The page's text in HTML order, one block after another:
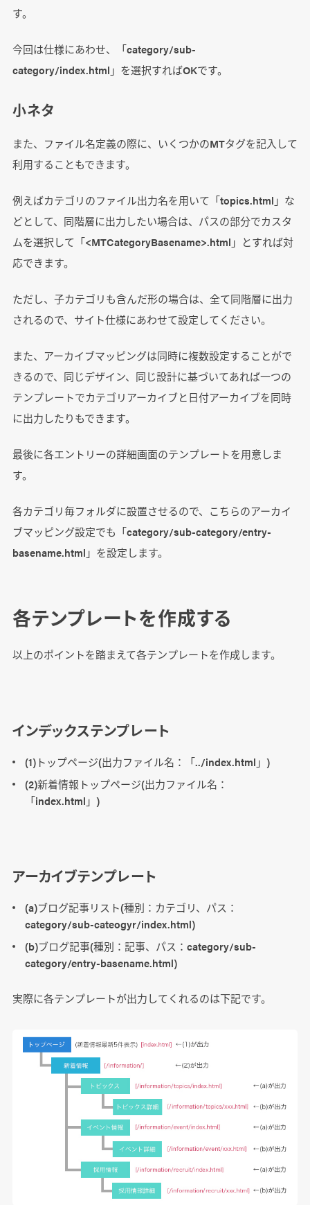
す。
今回は仕様にあわせ、「category/sub-
category/index.html」を選択すればOKです。
小ネタ
また、ファイル名定義の際に、いくつかのMTタグを記入して
利用することもできます。
例えばカテゴリのファイル出力名を用いて「topics.html」な
どとして、同階層に出力したい場合は、パスの部分でカスタ
ムを選択して「<MTCategoryBasename>.html」とすれば対
応できます。
ただし、子カテゴリも含んだ形の場合は、全て同階層に出力
されるので、サイト仕様にあわせて設定してください。
また、アーカイブマッピングは同時に複数設定することがで
きるので、同じデザイン、同じ設計に基づいてあれば一つの
テンプレートでカテゴリアーカイブと日付アーカイブを同時
に出力したりもできます。
最後に各エントリーの詳細画面のテンプレートを用意しま
す。
各カテゴリ毎フォルダに設置させるので、こちらのアーカイ
ブマッピング設定でも「category/sub-category/entry-
basename.html」を設定します。
各テンプレートを作成する
以上のポイントを踏まえて各テンプレートを作成します。
インデックステンプレート
(1)トップページ(出力ファイル名：「../index.html」)
(2)新着情報トップページ(出力ファイル名：
「index.html」)
アーカイブテンプレート
(a)ブログ記事リスト(種別：カテゴリ、パス：
category/sub-cateogyr/index.html)
(b)ブログ記事(種別：記事、パス：category/sub-
category/entry-basename.html)
実際に各テンプレートが出力してくれるのは下記です。